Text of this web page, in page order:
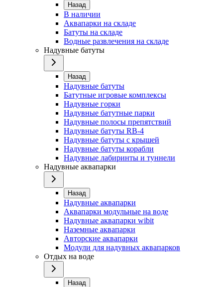
Назад
В наличии
Аквапарки на складе
Батуты на складе
Водные развлечения на складе
Надувные батуты
Назад
Надувные батуты
Батутные игровые комплексы
Надувные горки
Надувные батутные парки
Надувные полосы препятствий
Надувные батуты RB-4
Надувные батуты с крышей
Надувные батуты корабли
Надувные лабиринты и туннели
Надувные аквапарки
Назад
Надувные аквапарки
Аквапарки модульные на воде
Надувные аквапарки wibit
Наземные аквапарки
Авторские аквапарки
Модули для надувных аквапарков
Отдых на воде
Назад